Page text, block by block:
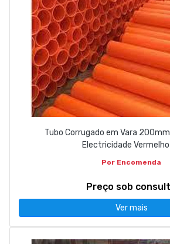
Tubo Corrugado em Vara
Electricidade
Por Encomenda
Preço sob
Ver mais